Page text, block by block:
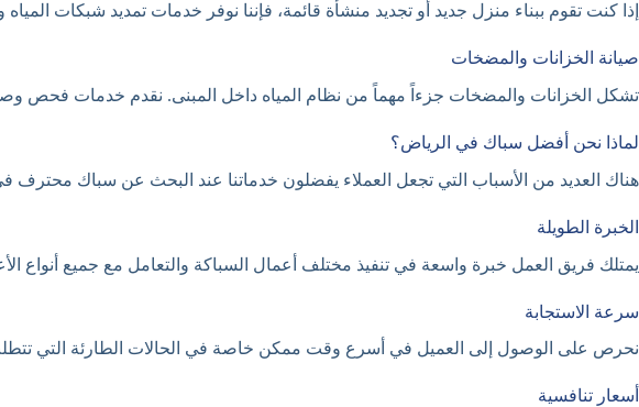
إذا كنت تقوم ببناء منزل جديد أو تجديد منشأة قائمة، فإننا نوفر خدمات تمديد شبكات
صيانة الخزانات والمضخات
تشكل الخزانات والمضخات جزءاً مهماً من نظام المياه داخل المبنى. نقدم خدمات فحص
لماذا نحن أفضل سباك في الرياض؟
هناك العديد من الأسباب التي تجعل العملاء يفضلون خدماتنا عند البحث عن سباك محترف
الخبرة الطويلة
يمتلك فريق العمل خبرة واسعة في تنفيذ مختلف أعمال السباكة والتعامل مع جميع أنواع
سرعة الاستجابة
نحرص على الوصول إلى العميل في أسرع وقت ممكن خاصة في الحالات الطارئة التي
أسعار تنافسية